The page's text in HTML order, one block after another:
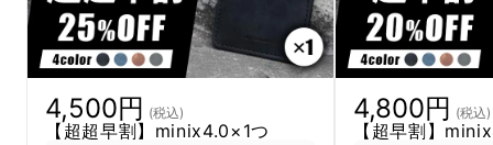
4,500円 (税込)
【超超早割】minix4.0×1つ
4,800円 (税込)
【超早割】